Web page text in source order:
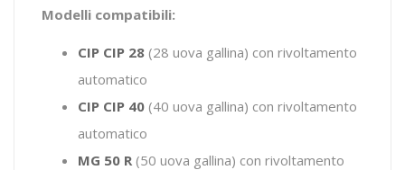
Modelli compatibili:
CIP CIP 28 (28 uova gallina) con rivoltamento
automatico
CIP CIP 40 (40 uova gallina) con rivoltamento
automatico
MG 50 R (50 uova gallina) con rivoltamento